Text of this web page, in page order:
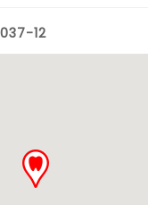
12